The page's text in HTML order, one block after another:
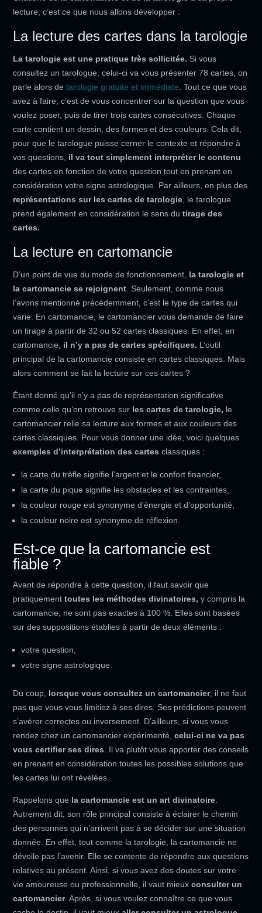
lecture, c’est ce que nous allons développer :
La lecture des cartes dans la tarologie
La tarologie est une pratique très sollicitée. Si vous
consultez un tarologue, celui-ci va vous présenter 78 cartes, on
parle alors de tarologie gratuite et immédiate . Tout ce que vous
avez à faire, c’est de vous concentrer sur la question que vous
voulez poser, puis de tirer trois cartes consécutives. Chaque
carte contient un dessin, des formes et des couleurs. Cela dit,
pour que le tarologue puisse cerner le contexte et répondre à
vos questions, il va tout simplement interpréter le contenu
des cartes en fonction de votre question tout en prenant en
considération votre signe astrologique. Par ailleurs, en plus des
représentations sur les cartes de tarologie , le tarologue
prend également en considération le sens dutirage des
cartes.
La lecture en cartomancie
D’un point de vue du mode de fonctionnement, la tarologie et
la cartomancie se rejoignent . Seulement, comme nous
l’avons mentionné précédemment, c’est le type de cartes qui
varie. En cartomancie, le cartomancier vous demande de faire
un tirage à partir de 32 ou 52 cartes classiques. En effet, en
cartomancie, il n’y a pas de cartes spécifiques. L’outil
principal de la cartomancie consiste en cartes classiques. Mais
alors comment se fait la lecture sur ces cartes ?
Étant donné qu’il n’y a pas de représentation significative
comme celle qu’on retrouve sur les cartes de tarologie, le
cartomancier relie sa lecture aux formes et aux couleurs des
cartes classiques. Pour vous donner une idée, voici quelques
exemples d’interprétation des cartes classiques :
la carte du trèfle signifie l’argent et le confort financier,
la carte du pique signifie les obstacles et les contraintes,
la couleur rouge est synonyme d’énergie et d’opportunité,
la couleur noire est synonyme de réflexion.
Est-ce que la cartomancie est
fiable ?
Avant de répondre à cette question, il faut savoir que
pratiquementtoutes les méthodes divinatoires, y compris la
cartomancie, ne sont pas exactes à 100 %. Elles sont basées
sur des suppositions établies à partir de deux éléments :
votre question,
votre signe astrologique.
Du coup, lorsque vous consultez un cartomancier, il ne faut
pas que vous vous limitiez à ses dires. Ses prédictions peuvent
s’avérer correctes ou inversement. D’ailleurs, si vous vous
rendez chez un cartomancier expérimenté, celui-ci ne va pas
vous certifier ses dires . Il va plutôt vous apporter des conseils
en prenant en considération toutes les possibles solutions que
les cartes lui ont révélées.
Rappelons que la cartomancie est un art divinatoire
Autrement dit, son rôle principal consiste à éclairer le chemin
des personnes qui n’arrivent pas à se décider sur une situation
donnée. En effet, tout comme la tarologie, la cartomancie ne
dévoile pas l’avenir. Elle se contente de répondre aux questions
relatives au présent. Ainsi, si vous avez des doutes sur votre
vie amoureuse ou professionnelle, il vaut mieuxconsulter un
cartomancier. Après, si vous voulez connaître ce que vous